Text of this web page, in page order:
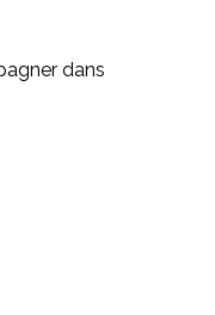
dans